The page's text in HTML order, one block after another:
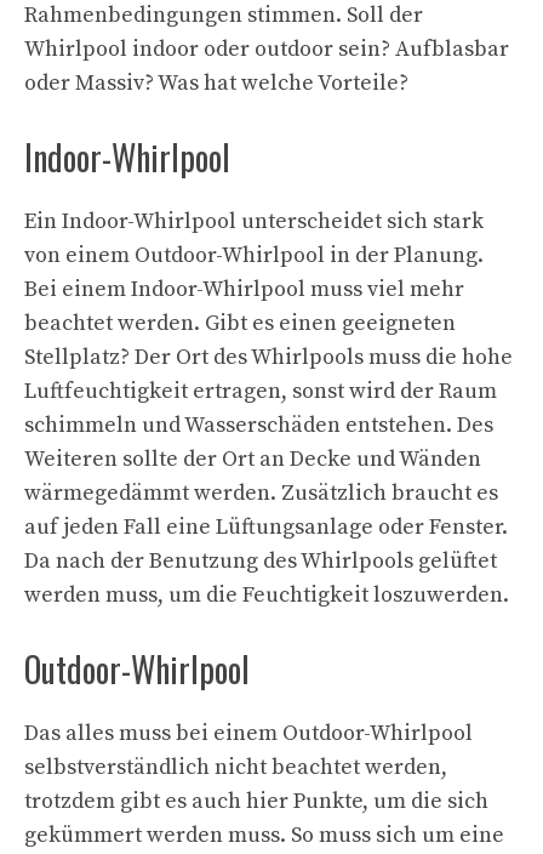
Rahmenbedingungen stimmen. Soll der
Whirlpool indoor oder outdoor sein? Aufblasbar
oder Massiv? Was hat welche Vorteile?
Indoor-Whirlpool
Ein Indoor-Whirlpool unterscheidet sich stark
von einem Outdoor-Whirlpool in der Planung.
Bei einem Indoor-Whirlpool muss viel mehr
beachtet werden. Gibt es einen geeigneten
Stellplatz? Der Ort des Whirlpools muss die hohe
Luftfeuchtigkeit ertragen, sonst wird der Raum
schimmeln und Wasserschäden entstehen. Des
Weiteren sollte der Ort an Decke und Wänden
wärmegedämmt werden. Zusätzlich braucht es
auf jeden Fall eine Lüftungsanlage oder Fenster.
Da nach der Benutzung des Whirlpools gelüftet
werden muss, um die Feuchtigkeit loszuwerden.
Outdoor-Whirlpool
Das alles muss bei einem Outdoor-Whirlpool
selbstverständlich nicht beachtet werden,
trotzdem gibt es auch hier Punkte, um die sich
gekümmert werden muss. So muss sich um eine